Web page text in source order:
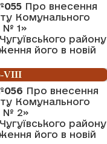
Про внесення
Комунального
№ 1»
району
його в новій
VIII
Про внесення
Комунального
№ 2»
району
його в новій